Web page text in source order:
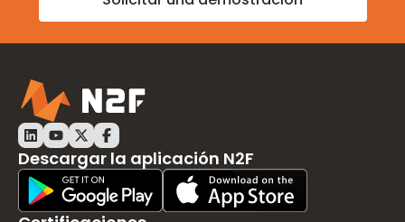
Descargar la aplicación N2F
Play Store DownloadApp Store Download